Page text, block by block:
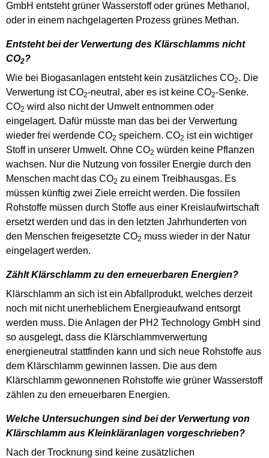
GmbH entsteht grüner Wasserstoff oder grünes Methanol,
oder in einem nachgelagerten Prozess grünes Methan.
Entsteht bei der Verwertung des Klärschlamms nicht
CO2?
Wie bei Biogasanlagen entsteht kein zusätzliches CO2. Die
Verwertung ist CO2-neutral, aber es ist keine CO2-Senke.
CO2 wird also nicht der Umwelt entnommen oder
eingelagert. Dafür müsste man das bei der Verwertung
wieder frei werdende CO2 speichern. CO2 ist ein wichtiger
Stoff in unserer Umwelt. Ohne CO2 würden keine Pflanzen
wachsen. Nur die Nutzung von fossiler Energie durch den
Menschen macht das CO2 zu einem Treibhausgas. Es
müssen künftig zwei Ziele erreicht werden. Die fossilen
Rohstoffe müssen durch Stoffe aus einer Kreislaufwirtschaft
ersetzt werden und das in den letzten Jahrhunderten von
den Menschen freigesetzte CO2 muss wieder in der Natur
eingelagert werden.
Zählt Klärschlamm zu den erneuerbaren Energien?
Klärschlamm an sich ist ein Abfallprodukt, welches derzeit
noch mit nicht unerheblichem Energieaufwand entsorgt
werden muss. Die Anlagen der PH2 Technology GmbH sind
so ausgelegt, dass die Klärschlammverwertung
energieneutral stattfinden kann und sich neue Rohstoffe aus
dem Klärschlamm gewinnen lassen. Die aus dem
Klärschlamm gewonnenen Rohstoffe wie grüner Wasserstoff
zählen zu den erneuerbaren Energien.
Welche Untersuchungen sind bei der Verwertung von
Klärschlamm aus Kleinkläranlagen vorgeschrieben?
Nach der Trocknung sind keine zusätzlichen